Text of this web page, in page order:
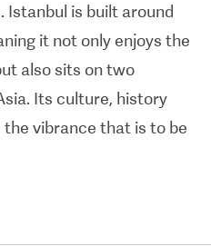
Istanbul is built around
it not only enjoys the
also sits on two
Its culture, history
vibrance that is to be